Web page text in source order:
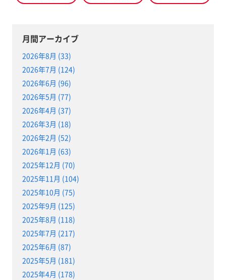
月間アーカイブ
2026年8月 (33)
2026年7月 (124)
2026年6月 (96)
2026年5月 (77)
2026年4月 (37)
2026年3月 (18)
2026年2月 (52)
2026年1月 (63)
2025年12月 (70)
2025年11月 (104)
2025年10月 (75)
2025年9月 (125)
2025年8月 (118)
2025年7月 (217)
2025年6月 (87)
2025年5月 (181)
2025年4月 (178)